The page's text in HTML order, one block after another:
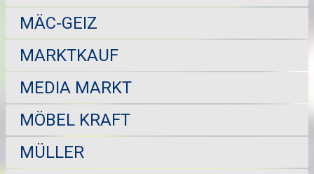
MÄC-GEIZ
MARKTKAUF
MEDIA MARKT
MÖBEL KRAFT
MÜLLER